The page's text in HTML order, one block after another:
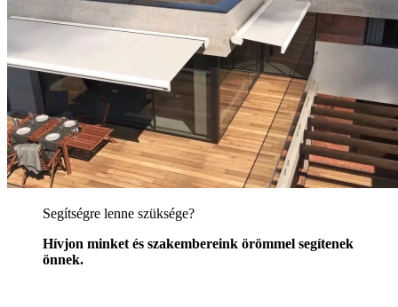
Segítségre lenne szüksége?
Hívjon minket és szakembereink örömmel segítenek
önnek.